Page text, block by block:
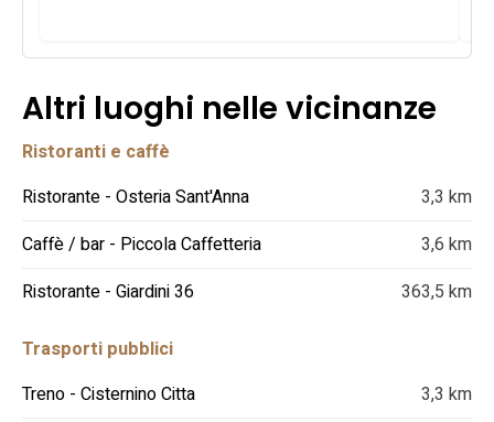
Altri luoghi nelle vicinanze
Ristoranti e caffè
Ristorante - Osteria Sant'Anna
3,3 km
Caffè / bar - Piccola Caffetteria
3,6 km
Ristorante - Giardini 36
363,5 km
Trasporti pubblici
Treno - Cisternino Citta
3,3 km